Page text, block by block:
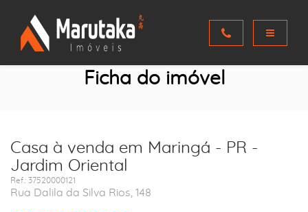
Ficha do imóvel
Casa à venda em Maringá - PR -
Jardim Oriental
Ref.: 37520000121
Rua Dalila da Silva Rios, 148